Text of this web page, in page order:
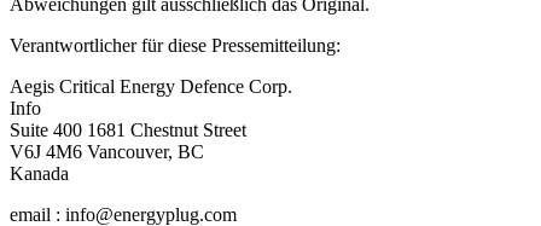
Verantwortlicher für diese Pressemitteilung:
Aegis Critical Energy Defence Corp.
Info
Suite 400 1681 Chestnut Street
V6J 4M6 Vancouver, BC
Kanada
email : info@energyplug.com